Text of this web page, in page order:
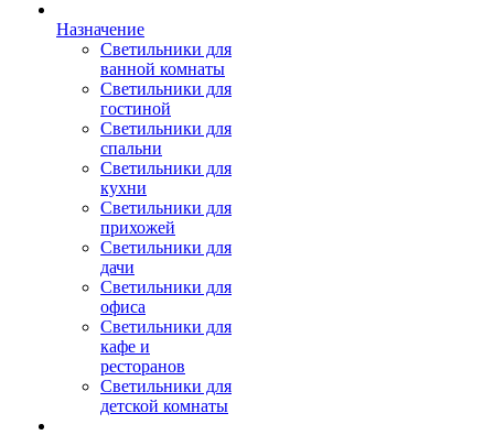
Назначение
Светильники для
ванной комнаты
Светильники для
гостиной
Светильники для
спальни
Светильники для
кухни
Светильники для
прихожей
Светильники для
дачи
Светильники для
офиса
Светильники для
кафе и
ресторанов
Светильники для
детской комнаты